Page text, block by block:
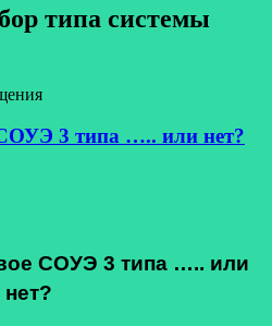
типа системы
3 типа ….. или нет?
СОУЭ 3 типа ….. или
нет?